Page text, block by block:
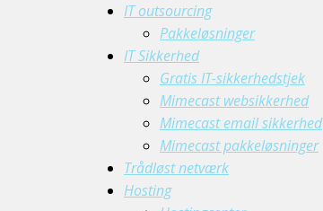
IT outsourcing
Pakkeløsninger
IT Sikkerhed
Gratis IT-sikkerhedstjek
Mimecast websikkerhed
Mimecast email sikkerhed
Mimecast pakkeløsninger
Trådløst netværk
Hosting